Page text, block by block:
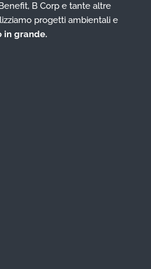
B Corp e tante altre
progetti ambientali e
in grande.